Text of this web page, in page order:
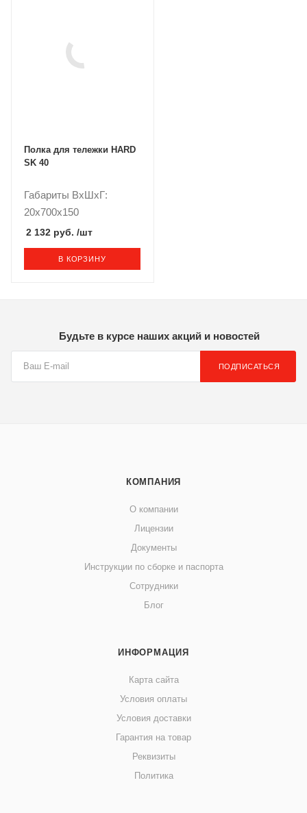
Полка для тележки HARD
SK 40
Габариты ВxШxГ:
20x700x150
2 132 руб. /шт
В КОРЗИНУ
Будьте в курсе наших акций и новостей
ПОДПИСАТЬСЯ
КОМПАНИЯ
О компании
Лицензии
Документы
Инструкции по сборке и паспорта
Сотрудники
Блог
ИНФОРМАЦИЯ
Карта сайта
Условия оплаты
Условия доставки
Гарантия на товар
Реквизиты
Политика